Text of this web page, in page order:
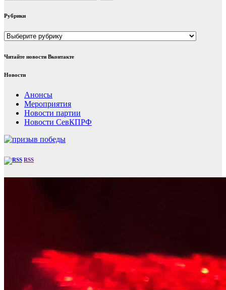
Рубрики
Рубрики
Читайте новости Вконтакте
Новости
Анонсы
Мероприятия
Новости партии
Новости СевКПРФ
RSS